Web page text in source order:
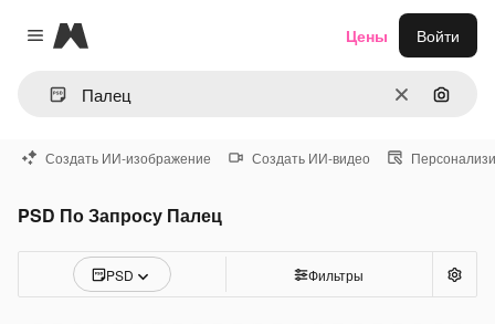
Close menu
Magnific
ОчиститьПоиск
Цены Войти
Создать ИИ-изображение Создать ИИ-видео
PSD По Запросу Палец
PSD Фильтры